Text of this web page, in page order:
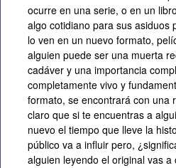
ocurre en una serie, o en un
algo cotidiano para sus asiduos
lo ven en un nuevo formato,
alguien puede ser una muerta
cadáver y una importancia
completamente vivo y
formato, se encontrará con una
claro que si te encuentras a
nuevo el tiempo que lleve la
público va a influir pero,
alguien leyendo el original vas